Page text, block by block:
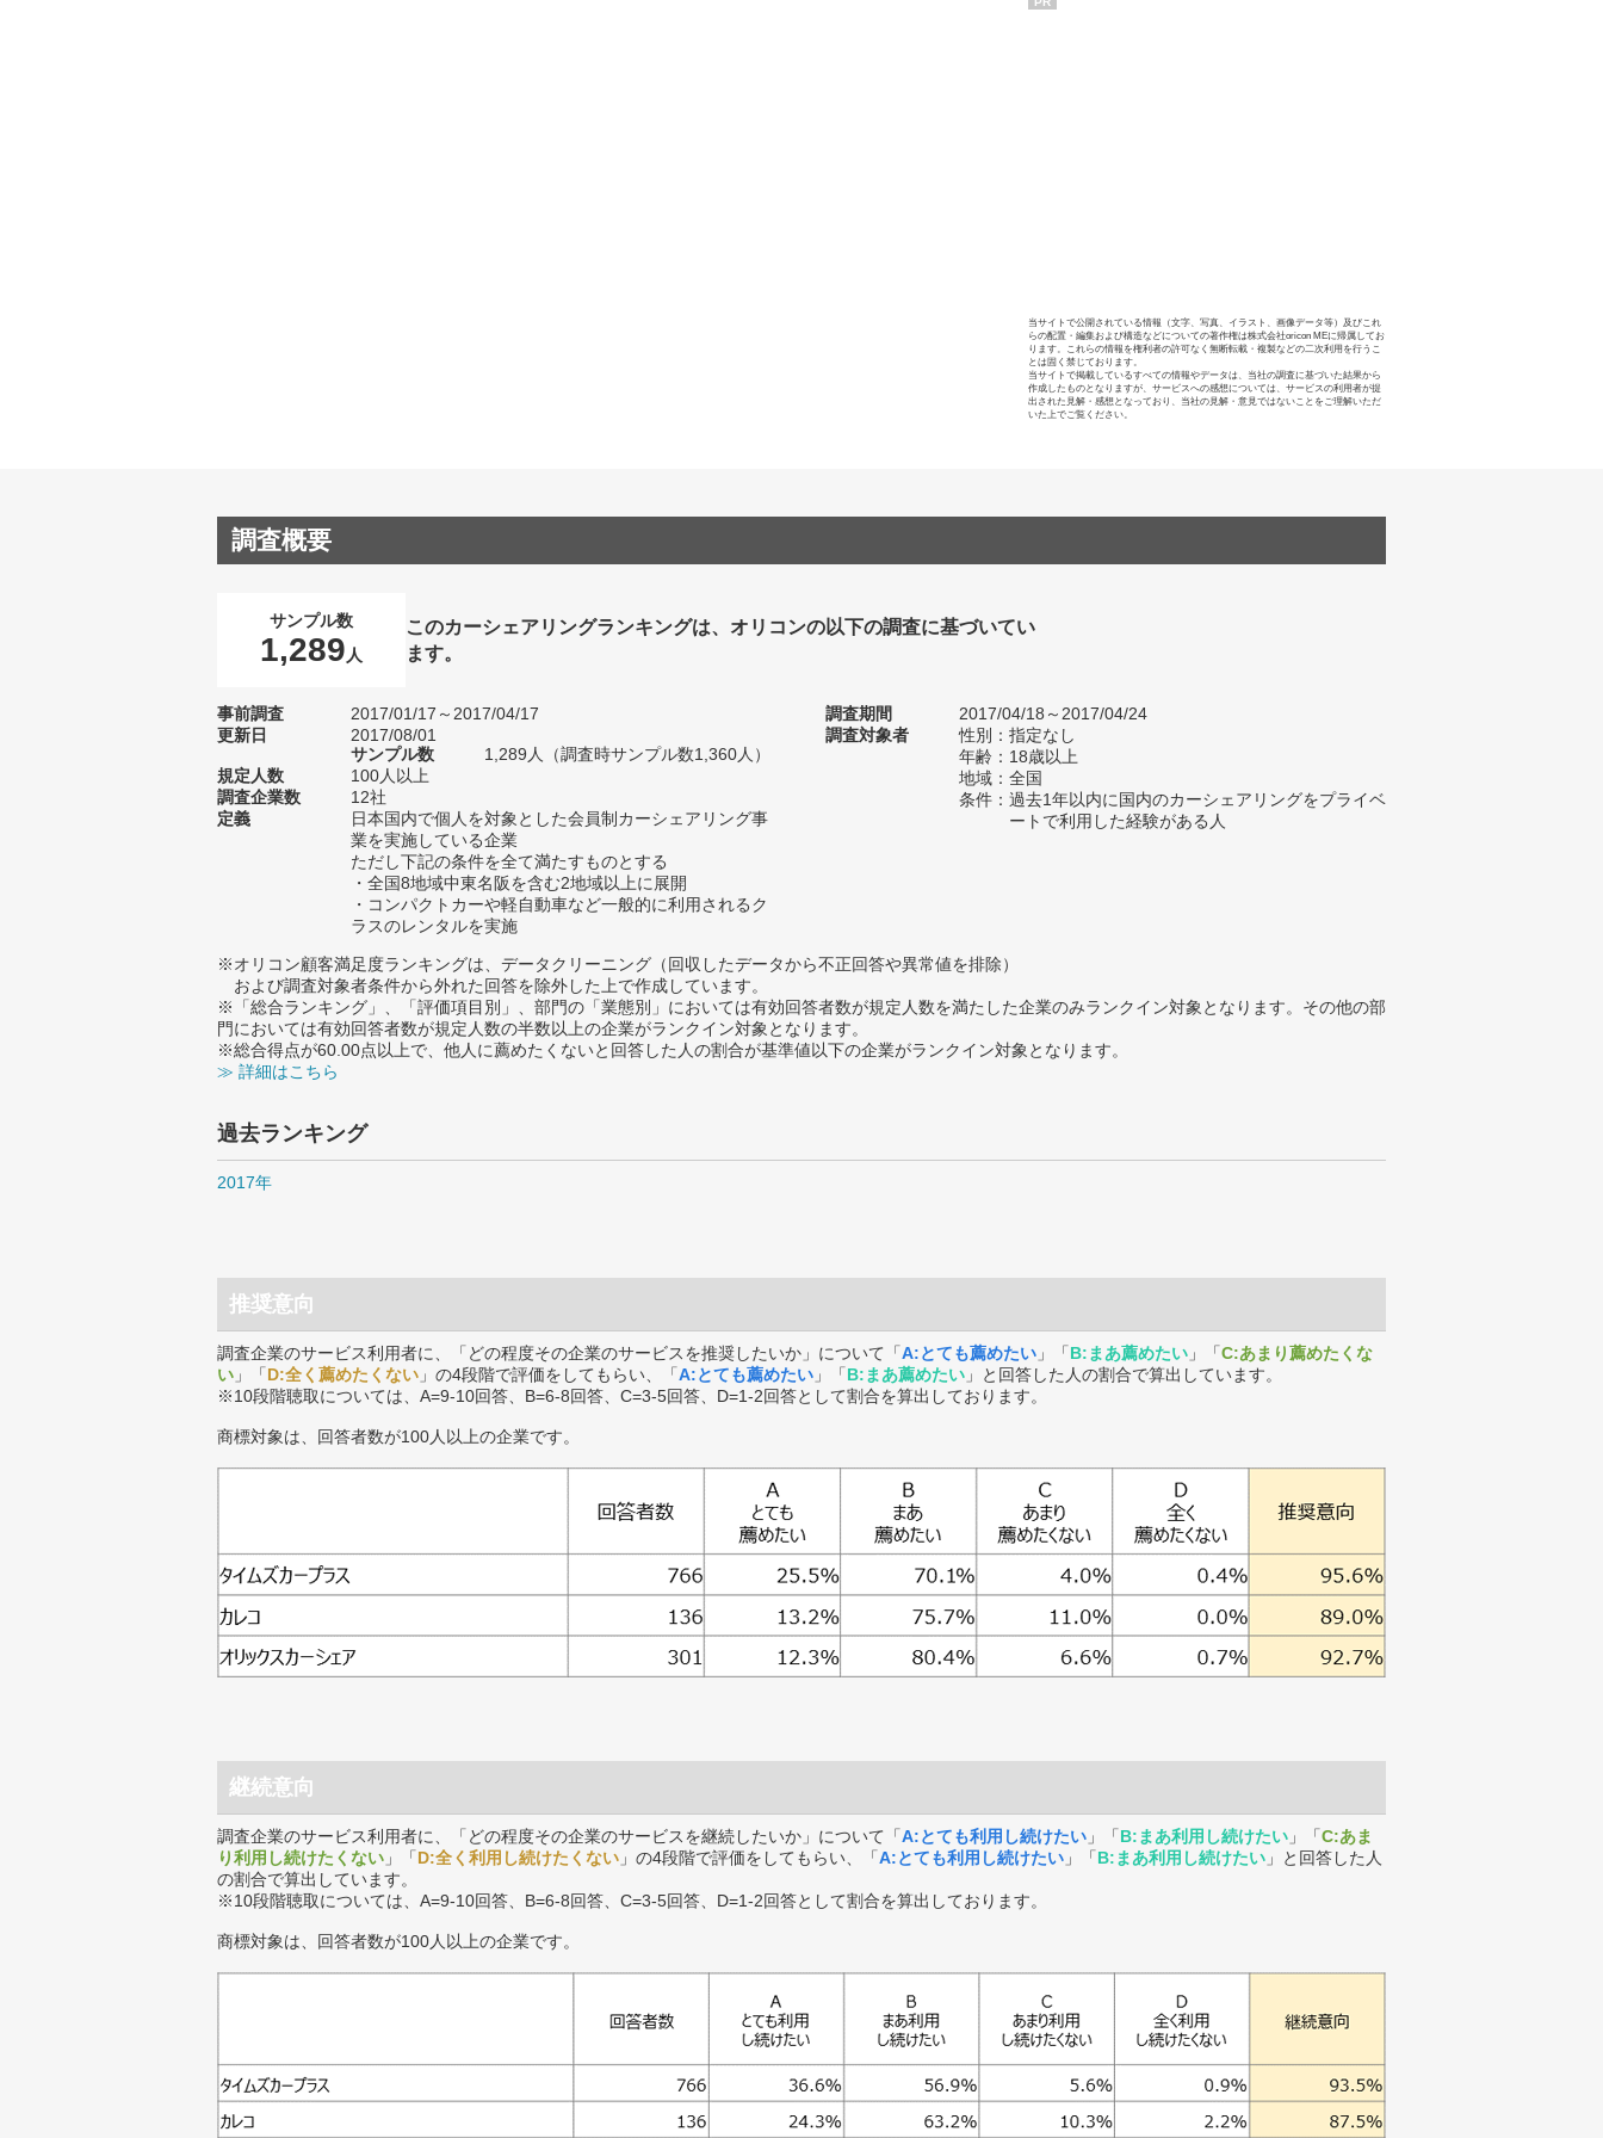
当サイトで公開されている情報（文字、写真、イラスト、画像データ等）及びこれ
らの配置・編集および構造などについての著作権は株式会社oricon MEに帰属してお
ります。これらの情報を権利者の許可なく無断転載・複製などの二次利用を行うこ
とは固く禁じております。
当サイトで掲載しているすべての情報やデータは、当社の調査に基づいた結果から
作成したものとなりますが、サービスへの感想については、サービスの利用者が提
出された見解・感想となっており、当社の見解・意見ではないことをご理解いただ
いた上でご覧ください。
調査概要
サンプル数
1,289 人
このカーシェアリングランキングは、オリコンの以下の調査に基づいてい
ます。
事前調査
2017/01/17～2017/04/17
更新日
2017/08/01
サンプル数
1,289人（調査時サンプル数1,360人）
規定人数
100人以上
調査企業数
12社
定義
日本国内で個人を対象とした会員制カーシェアリング事
業を実施している企業
ただし下記の条件を全て満たすものとする
・全国8地域中東名阪を含む2地域以上に展開
・コンパクトカーや軽自動車など一般的に利用されるク
ラスのレンタルを実施
調査期間
2017/04/18～2017/04/24
調査対象者
性別：指定なし
年齢：18歳以上
地域：全国
条件：過去1年以内に国内のカーシェアリングをプライベ
ートで利用した経験がある人
※オリコン顧客満足度ランキングは、データクリーニング（回収したデータから不正回答や異常値を排除）
および調査対象者条件から外れた回答を除外した上で作成しています。
※「総合ランキング」、「評価項目別」、部門の「業態別」においては有効回答者数が規定人数を満たした企業のみランクイン対象となります。その他の部
門においては有効回答者数が規定人数の半数以上の企業がランクイン対象となります。
※総合得点が60.00点以上で、他人に薦めたくないと回答した人の割合が基準値以下の企業がランクイン対象となります。
≫ 詳細はこちら
過去ランキング
2017年
推奨意向
調査企業のサービス利用者に、「どの程度その企業のサービスを推奨したいか」について「A:とても薦めたい 」「B:まあ薦めたい 」「C:あまり薦めたくな
い 」「D:全く薦めたくない 」の4段階で評価をしてもらい、「A:とても薦めたい 」「B:まあ薦めたい 」と回答した人の割合で算出しています。
※10段階聴取については、A=9-10回答、B=6-8回答、C=3-5回答、D=1-2回答として割合を算出しております。
商標対象は、回答者数が100人以上の企業です。
継続意向
調査企業のサービス利用者に、「どの程度その企業のサービスを継続したいか」について「A:とても利用し続けたい 」「B:まあ利用し続けたい 」「C:あま
り利用し続けたくない 」「D:全く利用し続けたくない 」の4段階で評価をしてもらい、「A:とても利用し続けたい 」「B:まあ利用し続けたい 」と回答した人
の割合で算出しています。
※10段階聴取については、A=9-10回答、B=6-8回答、C=3-5回答、D=1-2回答として割合を算出しております。
商標対象は、回答者数が100人以上の企業です。